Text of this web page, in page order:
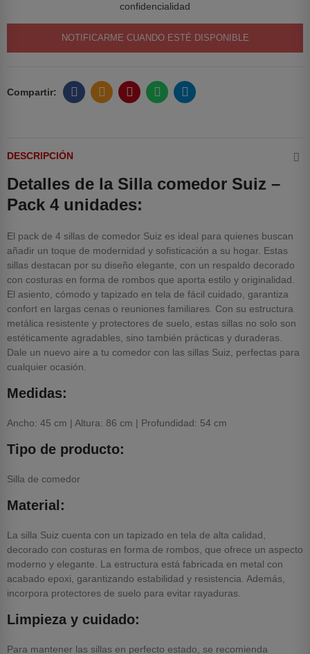
confidencialidad
NOTIFICARME CUANDO ESTÉ DISPONIBLE
DESCRIPCIÓN
Detalles de la Silla comedor Suiz –
Pack 4 unidades:
El pack de 4 sillas de comedor Suiz es ideal para quienes buscan
añadir un toque de modernidad y sofisticación a su hogar. Estas
sillas destacan por su diseño elegante, con un respaldo decorado
con costuras en forma de rombos que aporta estilo y originalidad.
El asiento, cómodo y tapizado en tela de fácil cuidado, garantiza
confort en largas cenas o reuniones familiares. Con su estructura
metálica resistente y protectores de suelo, estas sillas no solo son
estéticamente agradables, sino también prácticas y duraderas.
Dale un nuevo aire a tu comedor con las sillas Suiz, perfectas para
cualquier ocasión.
Medidas:
Ancho: 45 cm | Altura: 86 cm | Profundidad: 54 cm
Tipo de producto:
Silla de comedor
Material:
La silla Suiz cuenta con un tapizado en tela de alta calidad,
decorado con costuras en forma de rombos, que ofrece un aspecto
moderno y elegante. La estructura está fabricada en metal con
acabado epoxi, garantizando estabilidad y resistencia. Además,
incorpora protectores de suelo para evitar rayaduras.
Limpieza y cuidado:
Para mantener las sillas en perfecto estado, se recomienda